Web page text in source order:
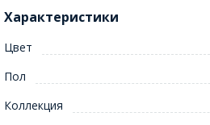
Характеристики
Цвет
Пол
Коллекция